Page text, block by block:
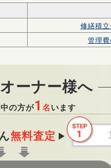
修繕積
管理
ーナー様へ
の方が1 名 います
無料査定